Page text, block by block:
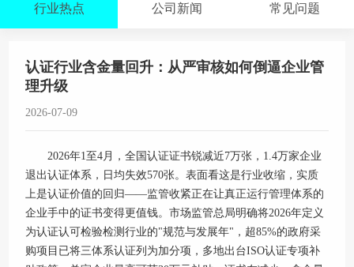
行业热点 公司新闻 常见问题
认证行业含金量回升：从严审核如何倒逼企业管
理升级
2026-07-09
2026年1至4月，全国认证证书锐减近7万张，1.4万家企业
退出认证体系，日均失效570张。表面看这是行业收缩，实质
上是认证价值的回归——监管收紧正在让真正运行管理体系的
企业手中的证书变得更值钱。市场监管总局明确将2026年定义
为认证认可检验检测行业的"规范与发展年"，超85%的政府采
购项目已将三体系认证列为加分项，多地出台ISO认证专项补